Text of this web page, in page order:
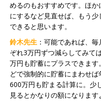
めるのもおすすめです。ほ
にするなど見直せば、もう
できると思います。
鈴木先生 ：可能であれば、
ぞれ3万円ずつ減らしてみて
万円も貯蓄にプラスできま
どで強制的に貯蓄にまわせ
600万円も貯まる計算に。少
見るとかなりの額になります